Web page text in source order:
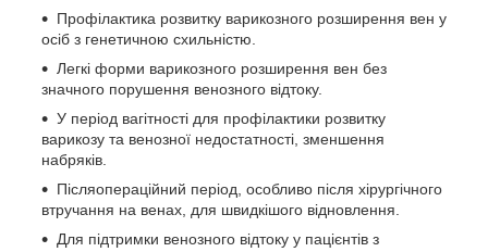
Профілактика розвитку варикозного розширення вен у
осіб з генетичною схильністю.
Легкі форми варикозного розширення вен без
значного порушення венозного відтоку.
У період вагітності для профілактики розвитку
варикозу та венозної недостатності, зменшення
набряків.
Післяопераційний період, особливо після хірургічного
втручання на венах, для швидкішого відновлення.
Для підтримки венозного відтоку у пацієнтів з